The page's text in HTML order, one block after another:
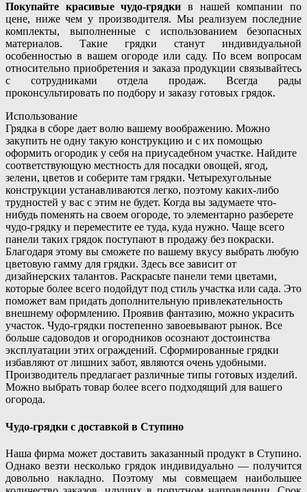
Покупайте красивые чудо-грядки в нашей компании по
цене, ниже чем у производителя. Мы реализуем последние
комплекты, выполненные с использованием безопасных
материалов. Такие грядки станут индивидуальной
особенностью в вашем огороде или саду. По всем вопросам
относительно приобретения и заказа продукции связывайтесь
с сотрудниками отдела продаж. Всегда рады
проконсультировать по подбору и заказу готовых грядок.
Использование
Грядка в сборе дает волю вашему воображению. Можно
закупить не одну такую конструкцию и с их помощью
оформить огородик у себя на приусадебном участке. Найдите
соответствующую местность для посадки овощей, ягод,
зелени, цветов и соберите там грядки. Четырехугольные
конструкции устанавливаются легко, поэтому каких-либо
трудностей у вас с этим не будет. Когда вы задумаете что-
нибудь поменять на своем огороде, то элементарно разберете
чудо-грядку и переместите ее туда, куда нужно. Чаще всего
панели таких грядок поступают в продажу без покраски.
Благодаря этому вы сможете по вашему вкусу выбрать любую
цветовую гамму для грядки. Здесь все зависит от
дизайнерских талантов. Раскрасьте панели теми цветами,
которые более всего подойдут под стиль участка или сада. Это
поможет вам придать дополнительную привлекательность
внешнему оформлению. Проявив фантазию, можно украсить
участок. Чудо-грядки постепенно завоевывают рынок. Все
больше садоводов и огородников осознают достоинства
эксплуатации этих ограждений. Сформированные грядки
избавляют от лишних забот, являются очень удобными.
Производитель предлагает различные типы готовых изделий.
Можно выбрать товар более всего подходящий для вашего
огорода.
Чудо-грядки с доставкой в Ступино
Наша фирма может доставить заказанный продукт в Ступино.
Однако везти несколько грядок индивидуально — получится
довольно накладно. Поэтому мы совмещаем наибольшее